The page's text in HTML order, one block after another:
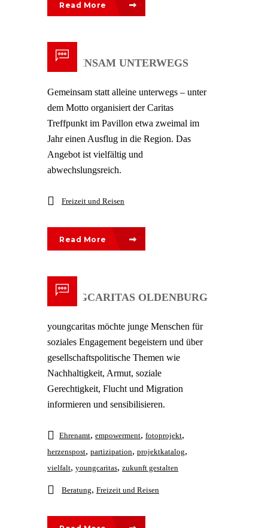
Read More
GEMEINSAM UNTERWEGS
Gemeinsam statt alleine unterwegs – unter
dem Motto organisiert der Caritas
Treffpunkt im Pavillon etwa zweimal im
Jahr einen Ausflug in die Region. Das
Angebot ist vielfältig und
abwechslungsreich.
Freizeit und Reisen
Read More
YOUNGCARITAS OLDENBURG
youngcaritas möchte junge Menschen für
soziales Engagement begeistern und über
gesellschaftspolitische Themen wie
Nachhaltigkeit, Armut, soziale
Gerechtigkeit, Flucht und Migration
informieren und sensibilisieren.
Ehrenamt, empowerment, fotoprojekt,
herzenspost, partizipation, projektkatalog,
vielfalt, youngcaritas, zukunft gestalten
Beratung, Freizeit und Reisen